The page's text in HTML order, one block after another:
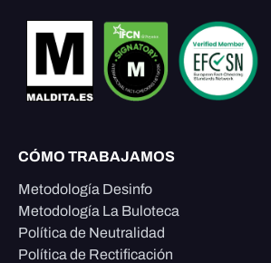
CÓMO TRABAJAMOS
Metodología Desinfo
Metodología La Buloteca
Política de Neutralidad
Política de Rectificación